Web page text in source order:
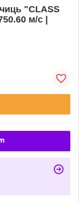
"CLASS
м/с |